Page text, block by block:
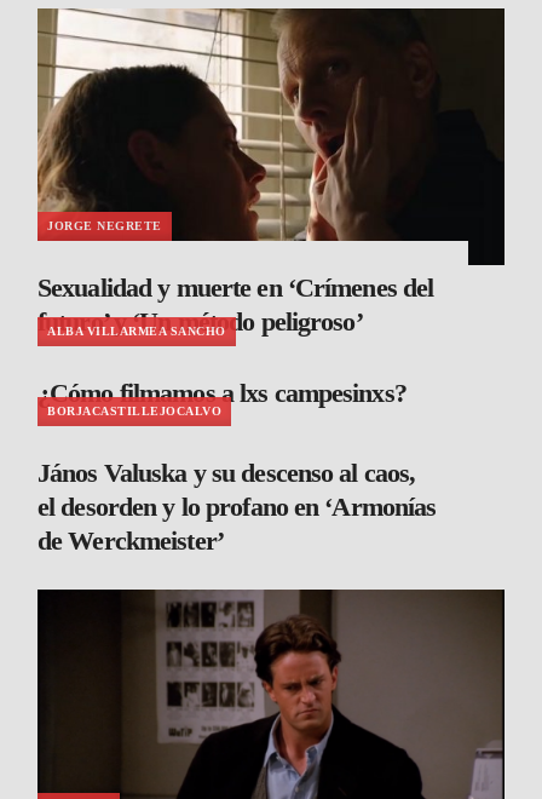
JORGE NEGRETE
Sexualidad y muerte en ‘Crímenes del
futuro’ y ‘Un método peligroso’
ALBA VILLARMEA SANCHO
¿Cómo filmamos a lxs campesinxs?
BORJACASTILLEJOCALVO
János Valuska y su descenso al caos,
el desorden y lo profano en ‘Armonías
de Werckmeister’